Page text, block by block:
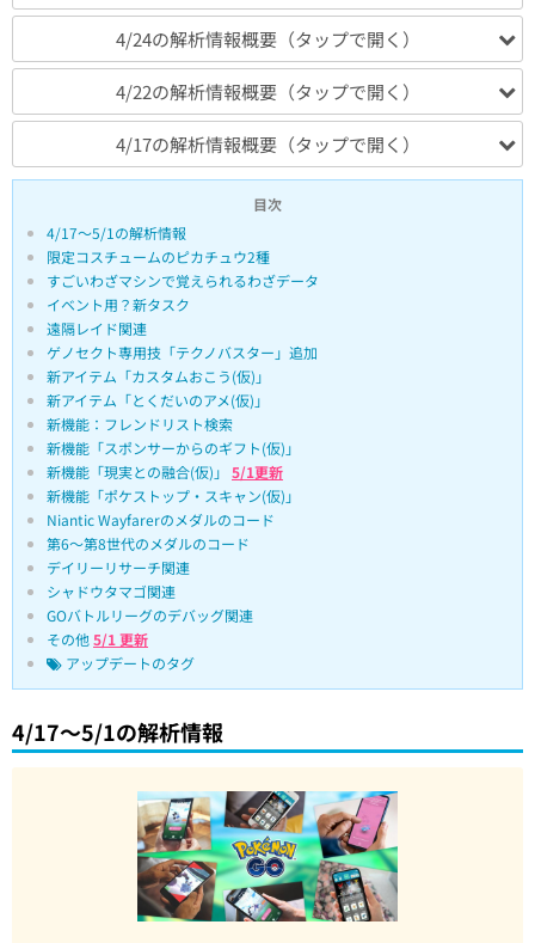
4/24の解析情報概要（タップで開く）
4/22の解析情報概要（タップで開く）
4/17の解析情報概要（タップで開く）
目次
4/17〜5/1の解析情報
限定コスチュームのピカチュウ2種
すごいわざマシンで覚えられるわざデータ
イベント用？新タスク
遠隔レイド関連
ゲノセクト専用技「テクノバスター」追加
新アイテム「カスタムおこう(仮)」
新アイテム「とくだいのアメ(仮)」
新機能：フレンドリスト検索
新機能「スポンサーからのギフト(仮)」
新機能「現実との融合(仮)」 5/1更新
新機能「ポケストップ・スキャン(仮)」
Niantic Wayfarerのメダルのコード
第6〜第8世代のメダルのコード
デイリーリサーチ関連
シャドウタマゴ関連
GOバトルリーグのデバッグ関連
その他5/1 更新
アップデートのタグ
4/17〜5/1の解析情報